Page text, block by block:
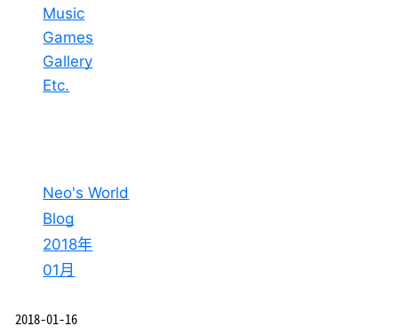
Music
Games
Gallery
Etc.
Neo's World
Blog
2018年
01月
2018-01-16